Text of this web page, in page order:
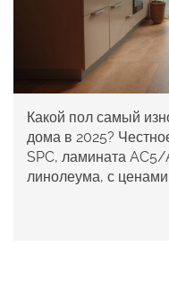
Какой пол самый
дома в 2025?
SPC, ламината AC5/
линолеума, с